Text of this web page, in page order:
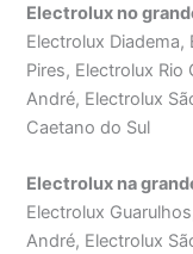
Electrolux no
Electrolux Diadema,
Pires, Electrolux Rio
André, Electrolux
Caetano do Sul
Electrolux na
Electrolux
André, Electrolux